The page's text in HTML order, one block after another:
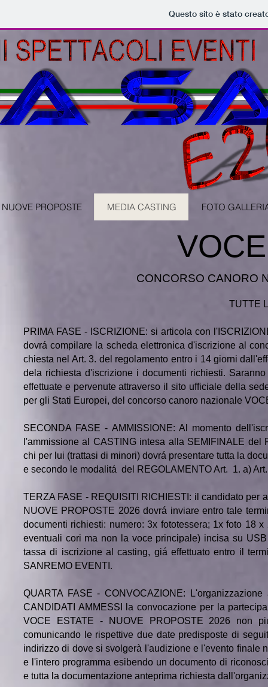
Questo sito è stato
NUOVE PROPOSTE MEDIA CASTING FOTO
TUTTE
PRIMA FASE - ISCRIZIONE: si articola con
dovrá compilare la scheda elettronica d'iscrizione al
chiesta nel Art. 3. del regolamento entro i 14 giorni
dela richiesta d'iscrizione i documenti richiesti.
effettuate e pervenute attraverso il sito ufficiale della
per gli Stati Europei, del concorso canoro nazionale
SECONDA FASE - AMMISSIONE: Al momento
l'ammissione al CASTING intesa alla SEMIFINALE
chi per lui (trattasi di minori) dovrá presentare tutta la
e secondo le modalitá del REGOLAMENTOArt. 1. a)
TERZA FASE - REQUISITI RICHIESTI: il candidato per
NUOVE PROPOSTE 2026 dovrá inviare entro tale
documenti richiesti: numero: 3x fototessera; 1x foto 18
eventuali cori ma non la voce principale) incisa su
tassa di iscrizione al casting, giá effettuato entro il
SANREMO EVENTI.
QUARTA FASE - CONVOCAZIONE:
CANDIDATI AMMESSI la convocazione per la
VOCE ESTATE - NUOVE PROPOSTE 2026 non
comunicando le rispettive due date predisposte di
indirizzo di dove si svolgerà l'audizione e l'evento finale
e l'intero programma esibendo un documento di
e tutta la documentazione anteprima richiesta
CONCORSO CANORO